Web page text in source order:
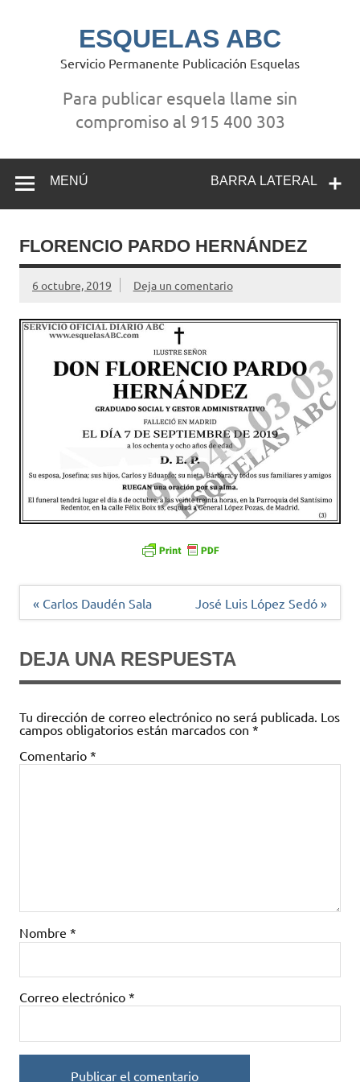
ESQUELAS ABC
Servicio Permanente Publicación Esquelas
Para publicar esquela llame sin
compromiso al 915 400 303
BARRA LATERAL
MENÚ
FLORENCIO PARDO HERNÁNDEZ
6 octubre, 2019 Deja un comentario
Navegación
« Carlos Daudén Sala José Luis López Sedó »
DEJA UNA RESPUESTA
Tu dirección de correo electrónico no será publicada. Los
campos obligatorios están marcados con *
Comentario *
Nombre *
Correo electrónico *